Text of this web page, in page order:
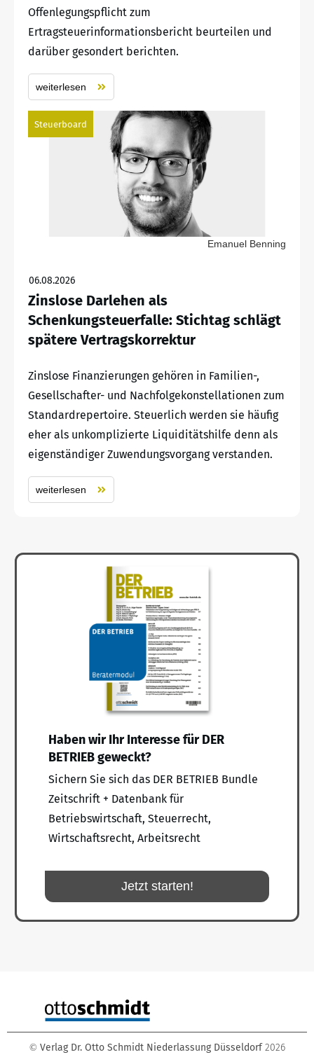
Offenlegungspflicht zum
Ertragsteuerinformationsbericht beurteilen und
darüber gesondert berichten.
weiterlesen
Steuerboard
Emanuel Benning
06.08.2026
Zinslose Darlehen als
Schenkungsteuerfalle: Stichtag schlägt
spätere Vertragskorrektur
Zinslose Finanzierungen gehören in Familien-,
Gesellschafter- und Nachfolgekonstellationen zum
Standardrepertoire. Steuerlich werden sie häufig
eher als unkomplizierte Liquiditätshilfe denn als
eigenständiger Zuwendungsvorgang verstanden.
weiterlesen
Haben wir Ihr Interesse für DER
BETRIEB geweckt?
Sichern Sie sich das DER BETRIEB Bundle
Zeitschrift + Datenbank für
Betriebswirtschaft, Steuerrecht,
Wirtschaftsrecht, Arbeitsrecht
Jetzt starten!
© Verlag Dr. Otto Schmidt Niederlassung Düsseldorf 2026